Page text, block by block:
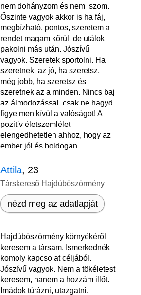
nem dohányzom és nem iszom.
Őszinte vagyok akkor is ha fáj,
megbízható, pontos, szeretem a
rendet magam kőrül, de utálok
pakolni más után. Jószívű
vagyok. Szeretek sportolni. Ha
szeretnek, az jó, ha szeretsz,
még jobb, ha szeretsz és
szeretnek az a minden. Nincs baj
az álmodozással, csak ne hagyd
figyelmen kívül a valóságot! A
pozitív életszemlélet
elengedhetetlen ahhoz, hogy az
ember jól és boldogan...
Attila, 23
Társkereső Hajdúböszörmény
nézd meg az adatlapját
Hajdúböszörmény környékéről
keresem a társam. Ismerkednék
komoly kapcsolat céljából.
Jószívű vagyok. Nem a tökéletest
keresem, hanem a hozzám illőt.
Imádok túrázni, utazgatni.